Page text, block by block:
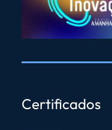
Certificados